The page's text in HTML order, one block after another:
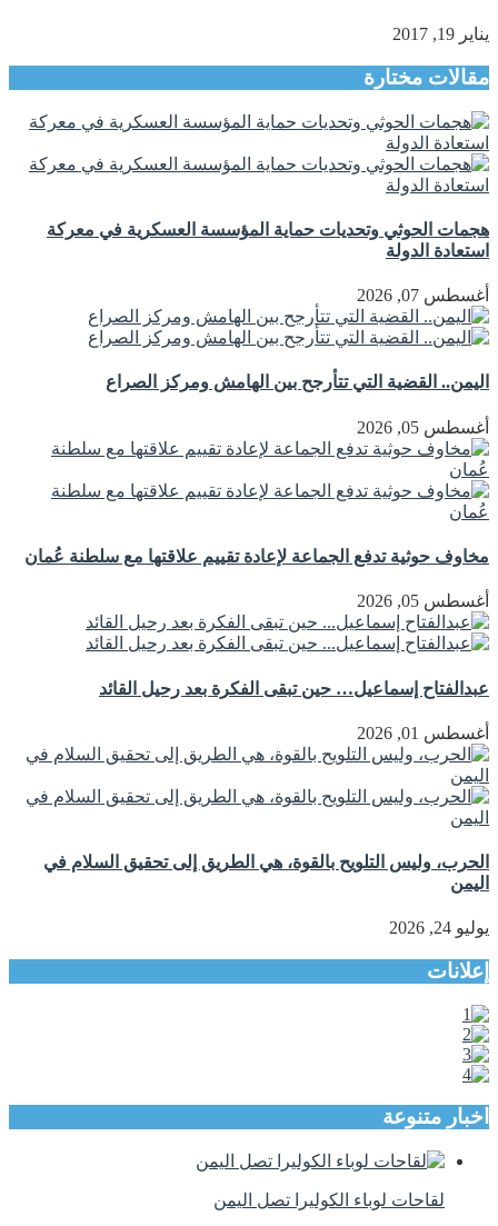
يناير 19, 2017
مقالات مختارة
هجمات الحوثي وتحديات حماية المؤسسة العسكرية في معركة
استعادة الدولة
أغسطس 07, 2026
اليمن.. القضية التي تتأرجح بين الهامش ومركز الصراع
أغسطس 05, 2026
مخاوف حوثية تدفع الجماعة لإعادة تقييم علاقتها مع سلطنة عُمان
أغسطس 05, 2026
عبدالفتاح إسماعيل… حين تبقى الفكرة بعد رحيل القائد
أغسطس 01, 2026
الحرب، وليس التلويح بالقوة، هي الطريق إلى تحقيق السلام في
اليمن
يوليو 24, 2026
إعلانات
اخبار متنوعة
لقاحات لوباء الكوليرا تصل اليمن